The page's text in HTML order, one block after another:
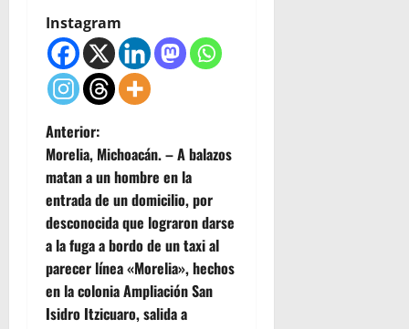
Instagram
N
a
v
e
g
Anterior:
Morelia, Michoacán. – A balazos
matan a un hombre en la
entrada de un domicilio, por
desconocida que lograron darse
a la fuga a bordo de un taxi al
parecer línea «Morelia», hechos
en la colonia Ampliación San
Isidro Itzicuaro, salida a